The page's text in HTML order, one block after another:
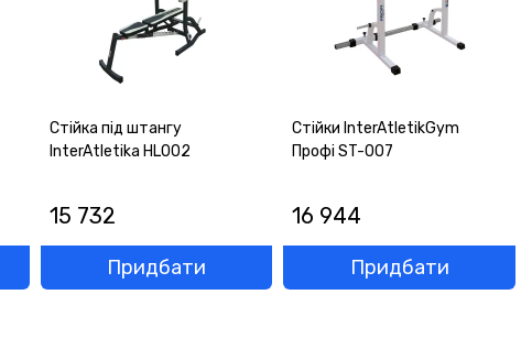
Стійка під штангу
InterAtletika HL002
15 732
Придбати
Стійки InterAtletikGym
Профі ST-007
16 944
Придбати